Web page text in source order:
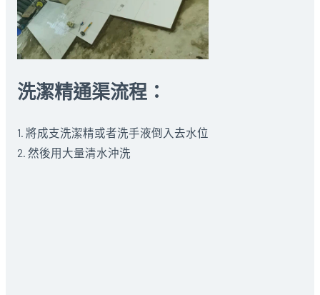
洗潔精通渠流程：
1. 將成支洗潔精或者洗手液倒入去水位
2. 然後用大量清水沖洗